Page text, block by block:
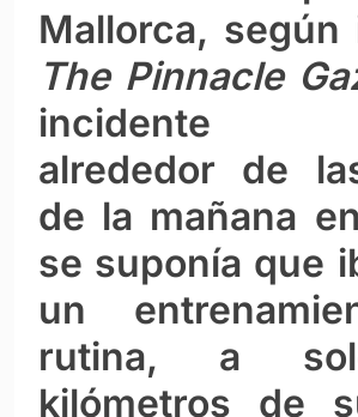
Mallorca, según
The Pinnacle
incidente
alrededor de
de la mañana
se suponía que
un
rutina, a
kilómetros de